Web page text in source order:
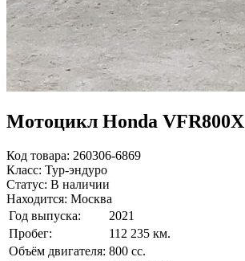
Мотоцикл Honda VFR800X
Код товара: 260306-6869
Класс: Тур-эндуро
Статус: В наличии
Находится: Москва
Год выпуска:
2021
Пробег:
112 235 км.
Объём двигателя: 800 сс.